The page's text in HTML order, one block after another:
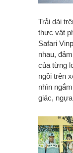
Trải dài
thực vật
Safari
nhau,
của từng
ngồi trên
nhìn
giác,